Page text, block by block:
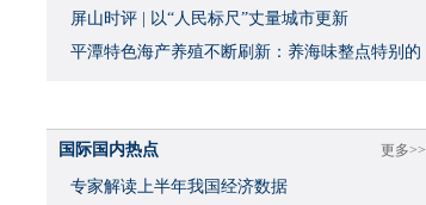
屏山时评 | 以“人民标尺”丈量城市更新
平潭特色海产养殖不断刷新：养海味整点特别的
更多>>
国际国内热点
专家解读上半年我国经济数据